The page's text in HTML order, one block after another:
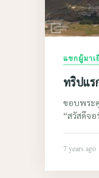
แขกผู้มาเ
ทริปแร
ขอบพระ
“สวัสดีจอ
7 years ago